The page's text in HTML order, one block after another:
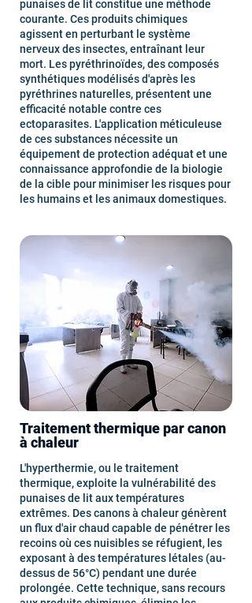
punaises de lit constitue une méthode
courante. Ces produits chimiques
agissent en perturbant le système
nerveux des insectes, entraînant leur
mort. Les pyréthrinoïdes, des composés
synthétiques modélisés d'après les
pyréthrines naturelles, présentent une
efficacité notable contre ces
ectoparasites. L'application méticuleuse
de ces substances nécessite un
équipement de protection adéquat et une
connaissance approfondie de la biologie
de la cible pour minimiser les risques pour
les humains et les animaux domestiques.
Traitement thermique par canon
à chaleur
L'hyperthermie, ou le traitement
thermique, exploite la vulnérabilité des
punaises de lit aux températures
extrêmes. Des canons à chaleur génèrent
un flux d'air chaud capable de pénétrer les
recoins où ces nuisibles se réfugient, les
exposant à des températures létales (au-
dessus de 56°C) pendant une durée
prolongée. Cette technique, sans recours